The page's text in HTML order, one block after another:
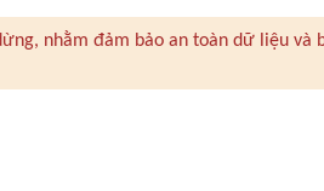
nhằm đảm bảo an toàn dữ liệu và